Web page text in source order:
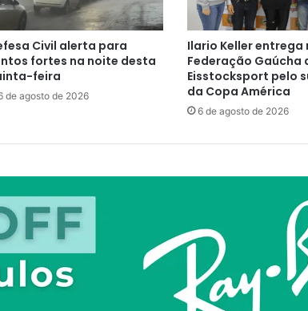
Civil alerta para
fortes na noite desta
feira
de agosto de 2026
Ilario Keller entrega
Federação Gaúcha
Eisstocksport pelo
da Copa América
6 de agosto de 2026